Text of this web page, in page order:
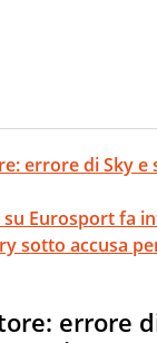
errore di Sky e
su Eurosport fa
sotto accusa
errore